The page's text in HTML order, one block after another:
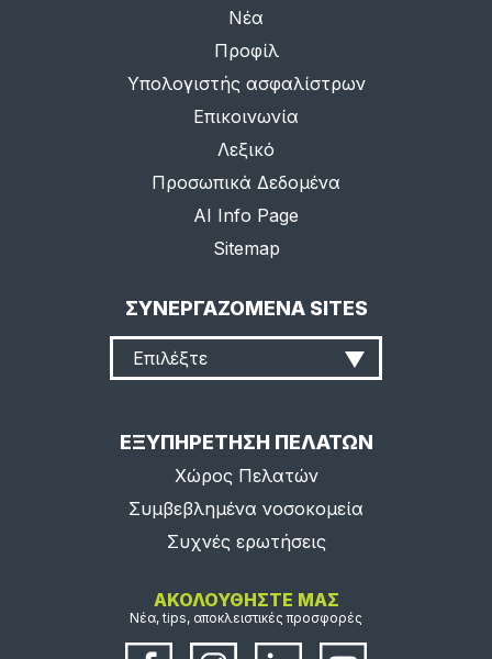
Νέα
Προφίλ
Υπολογιστής ασφαλίστρων
Επικοινωνία
Λεξικό
Προσωπικά Δεδομένα
AI Info Page
Sitemap
ΣΥΝΕΡΓΑΖΟΜΕΝΑ SITES
Επιλέξτε
ΕΞΥΠΗΡΕΤΗΣΗ ΠΕΛΑΤΩΝ
Χώρος Πελατών
Συμβεβλημένα νοσοκομεία
Συχνές ερωτήσεις
ΑΚΟΛΟΥΘΗΣΤΕ ΜΑΣ
Νέα, tips, αποκλειστικές προσφορές